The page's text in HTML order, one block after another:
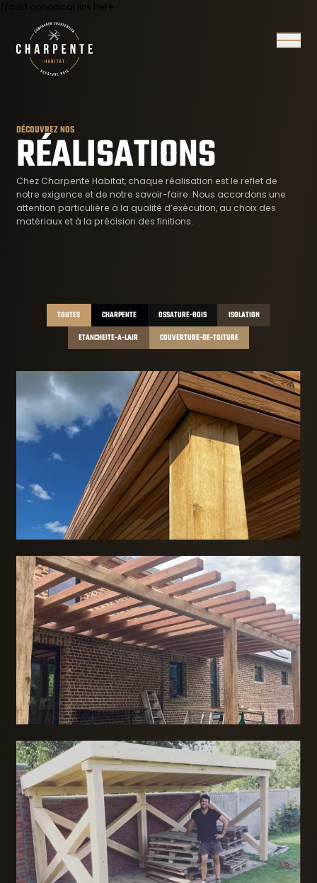
//add canonical link here
Ouvrir/
DÉCOUVREZ NOS
RÉALISATIONS
Chez Charpente Habitat, chaque réalisation est le reflet de
notre exigence et de notre savoir-faire. Nous accordons une
attention particulière à la qualité d’exécution, au choix des
matériaux et à la précision des finitions.
TOUTES CHARPENTE OSSATURE-BOIS
ISOLATION
ETANCHEITE-A-LAIR
COUVERTURE-DE-TOITURE